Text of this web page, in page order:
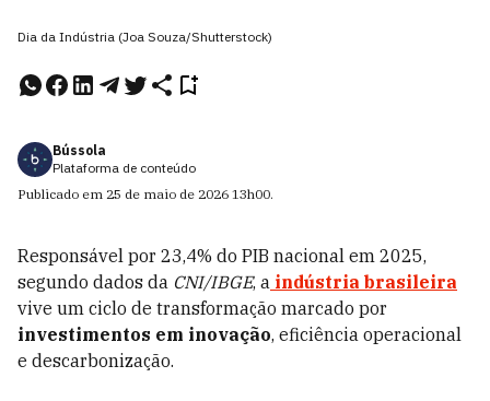
Dia da Indústria (Joa Souza/Shutterstock)
Bússola
Plataforma de conteúdo
Publicado em 25 de maio de 2026 13h00.
Responsável por 23,4% do PIB nacional em 2025,
segundo dados da CNI/IBGE, a indústria brasileira
vive um ciclo de transformação marcado por
investimentos em inovação, eficiência operacional
e descarbonização.